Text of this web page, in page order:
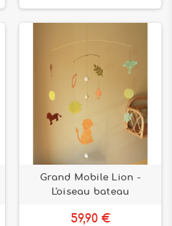
Grand Mobile Lion -
L'oiseau bateau
59,90 €